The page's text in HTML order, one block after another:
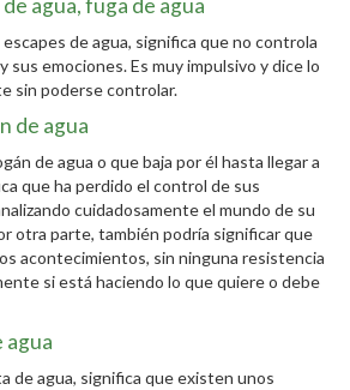
agua, fuga de agua
de agua, significa que no controla
sus emociones. Es muy impulsivo y dice lo
sin poderse controlar.
de agua
de agua o que baja por él hasta llegar a
que ha perdido el control de sus
cuidadosamente el mundo de su
otra parte, también podría significar que
acontecimientos, sin ninguna resistencia
si está haciendo lo que quiere o debe
agua
de agua, significa que existen unos